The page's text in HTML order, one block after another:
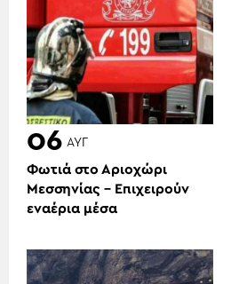
06 ΑΥΓ
Φωτιά στο Αριοχώρι
Μεσσηνίας – Επιχειρούν
εναέρια μέσα